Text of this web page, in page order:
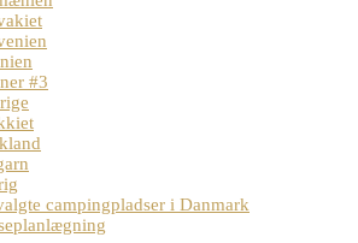
#3
campingpladser i Danmark